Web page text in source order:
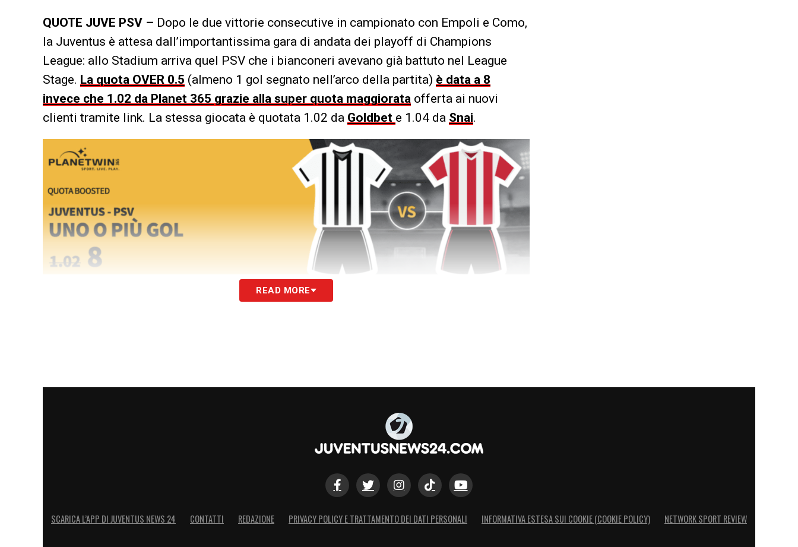
QUOTE JUVE PSV – Dopo le due vittorie consecutive in campionato con Empoli e Como,
la Juventus è attesa dall’importantissima gara di andata dei playoff di Champions
League: allo Stadium arriva quel PSV che i bianconeri avevano già battuto nel League
Stage. La quota OVER 0.5 (almeno 1 gol segnato nell’arco della partita) è data a 8
invece che 1.02 da Planet 365 grazie alla super quota maggiorata offerta ai nuovi
clienti tramite link. La stessa giocata è quotata 1.02 da Goldbet e 1.04 da Snai.
READ MORE
SCARICA L’APP DI JUVENTUS NEWS 24 CONTATTI REDAZIONE PRIVACY POLICY E TRATTAMENTO DEI DATI PERSONALI INFORMATIVA ESTESA SUI COOKIE (COOKIE POLICY) NETWORK SPORT REVIEW